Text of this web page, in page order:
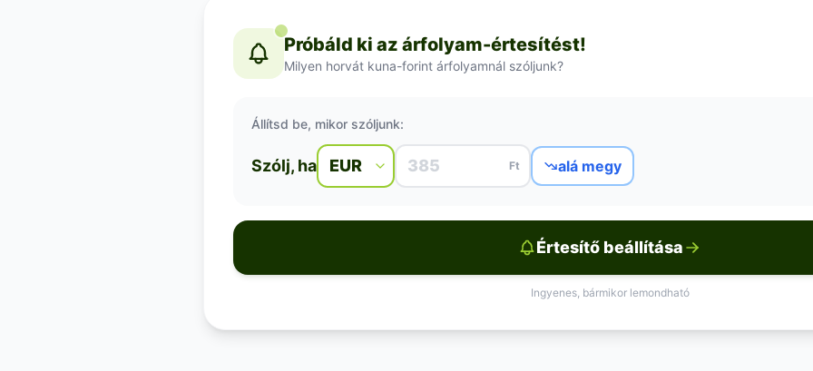
Próbáld ki az árfolyam-értesítést!
Milyen horvát kuna-forint árfolyamnál szóljunk?
Állítsd be, mikor szóljunk:
Szólj, ha Ft alá megy
Értesítő beállítása
Ingyenes, bármikor lemondható